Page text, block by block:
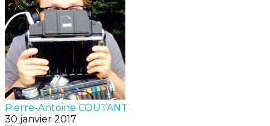
Pierre-Antoine COUTANT
30 janvier 2017